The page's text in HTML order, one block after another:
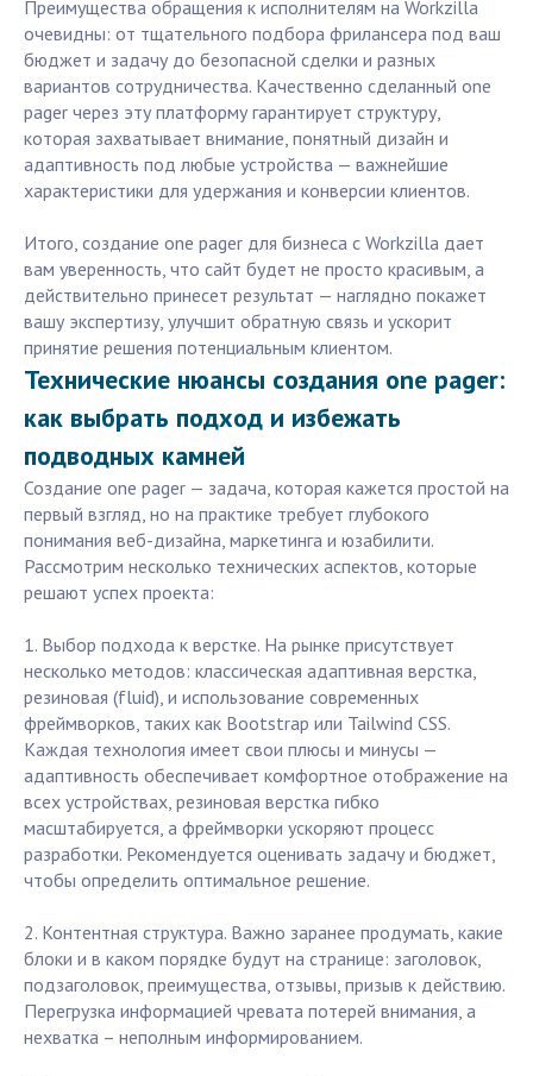
Преимущества обращения к исполнителям на Workzilla
очевидны: от тщательного подбора фрилансера под ваш
бюджет и задачу до безопасной сделки и разных
вариантов сотрудничества. Качественно сделанный one
pager через эту платформу гарантирует структуру,
которая захватывает внимание, понятный дизайн и
адаптивность под любые устройства — важнейшие
характеристики для удержания и конверсии клиентов.
Итого, создание one pager для бизнеса с Workzilla дает
вам уверенность, что сайт будет не просто красивым, а
действительно принесет результат — наглядно покажет
вашу экспертизу, улучшит обратную связь и ускорит
принятие решения потенциальным клиентом.
Технические нюансы создания one pager:
как выбрать подход и избежать
подводных камней
Создание one pager — задача, которая кажется простой на
первый взгляд, но на практике требует глубокого
понимания веб-дизайна, маркетинга и юзабилити.
Рассмотрим несколько технических аспектов, которые
решают успех проекта:
1. Выбор подхода к верстке. На рынке присутствует
несколько методов: классическая адаптивная верстка,
резиновая (fluid), и использование современных
фреймворков, таких как Bootstrap или Tailwind CSS.
Каждая технология имеет свои плюсы и минусы —
адаптивность обеспечивает комфортное отображение на
всех устройствах, резиновая верстка гибко
масштабируется, а фреймворки ускоряют процесс
разработки. Рекомендуется оценивать задачу и бюджет,
чтобы определить оптимальное решение.
2. Контентная структура. Важно заранее продумать, какие
блоки и в каком порядке будут на странице: заголовок,
подзаголовок, преимущества, отзывы, призыв к действию.
Перегрузка информацией чревата потерей внимания, а
нехватка – неполным информированием.